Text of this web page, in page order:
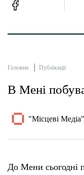
Головна Публікації
В Мені
"Місцеві Медіа"
До Мени сьогодні